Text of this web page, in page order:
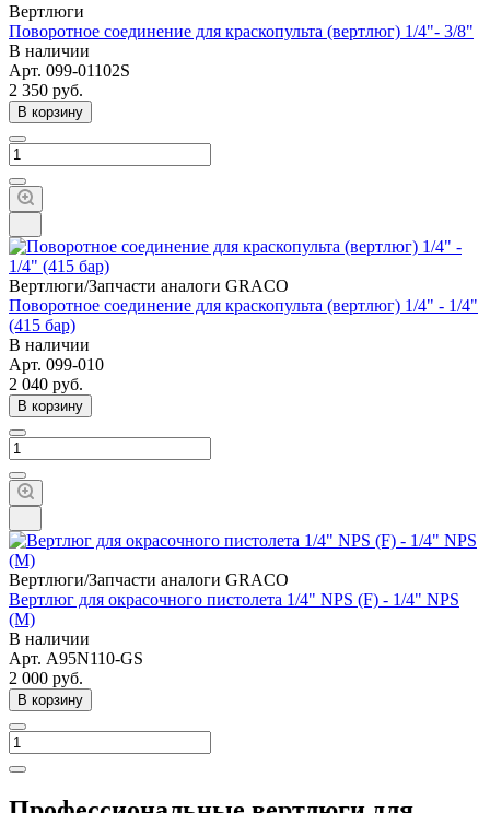
Вертлюги
Поворотное соединение для краскопульта (вертлюг) 1/4"- 3/8"
В наличии
Арт. 099-01102S
2 350 руб.
В корзину
Вертлюги/Запчасти аналоги GRACO
Поворотное соединение для краскопульта (вертлюг) 1/4" - 1/4"
(415 бар)
В наличии
Арт. 099-010
2 040 руб.
В корзину
Вертлюги/Запчасти аналоги GRACO
Вертлюг для окрасочного пистолета 1/4" NPS (F) - 1/4" NPS
(M)
В наличии
Арт. A95N110-GS
2 000 руб.
В корзину